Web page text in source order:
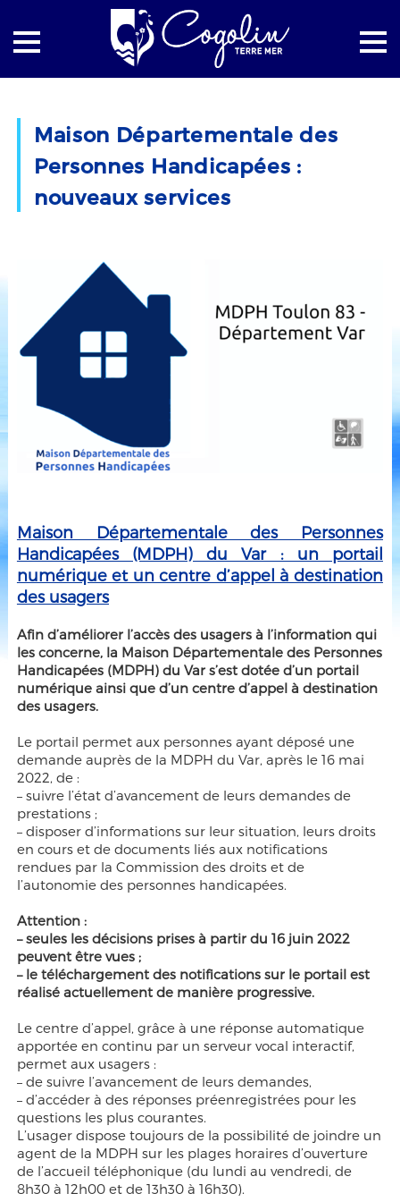
Maison Départementale des Personnes Handicapées :
nouveaux services
Maison Départementale des
Personnes Handicapées :
nouveaux services
Maison Départementale des Personnes
Handicapées (MDPH) du Var : un portail
numérique et un centre d’appel à destination
des usagers
Afin d’améliorer l’accès des usagers à l’information qui
les concerne, la Maison Départementale des Personnes
Handicapées (MDPH) du Var s’est dotée d’un portail
numérique ainsi que d’un centre d’appel à destination
des usagers.
Le portail permet aux personnes ayant déposé une
demande auprès de la MDPH du Var, après le 16 mai
2022, de :
– suivre l’état d’avancement de leurs demandes de
prestations ;
– disposer d’informations sur leur situation, leurs droits
en cours et de documents liés aux notifications
rendues par la Commission des droits et de
l’autonomie des personnes handicapées.
Attention :
– seules les décisions prises à partir du 16 juin 2022
peuvent être vues ;
– le téléchargement des notifications sur le portail est
réalisé actuellement de manière progressive.
Le centre d’appel, grâce à une réponse automatique
apportée en continu par un serveur vocal interactif,
permet aux usagers :
– de suivre l’avancement de leurs demandes,
– d’accéder à des réponses préenregistrées pour les
questions les plus courantes.
L’usager dispose toujours de la possibilité de joindre un
agent de la MDPH sur les plages horaires d’ouverture
de l’accueil téléphonique (du lundi au vendredi, de
8h30 à 12h00 et de 13h30 à 16h30).